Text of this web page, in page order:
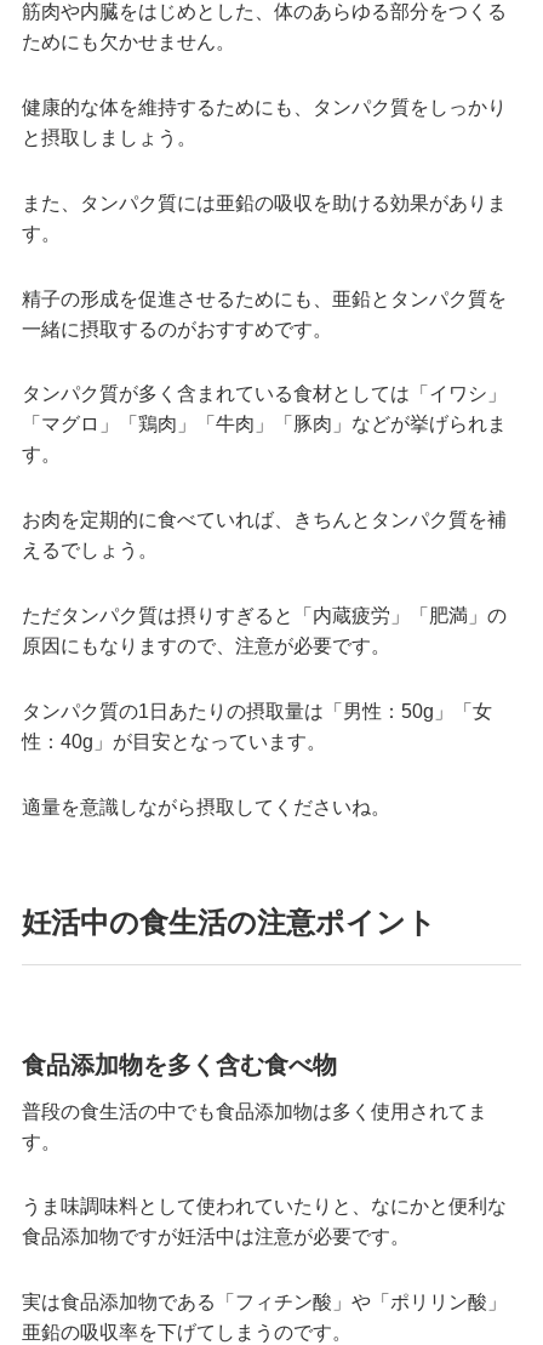
筋肉や内臓をはじめとした、体のあらゆる部分をつくる
ためにも欠かせません。
健康的な体を維持するためにも、タンパク質をしっかり
と摂取しましょう。
また、タンパク質には亜鉛の吸収を助ける効果がありま
す。
精子の形成を促進させるためにも、亜鉛とタンパク質を
一緒に摂取するのがおすすめです。
タンパク質が多く含まれている食材としては「イワシ」
「マグロ」「鶏肉」「牛肉」「豚肉」などが挙げられま
す。
お肉を定期的に食べていれば、きちんとタンパク質を補
えるでしょう。
ただタンパク質は摂りすぎると「内蔵疲労」「肥満」の
原因にもなりますので、注意が必要です。
タンパク質の1日あたりの摂取量は「男性：50g」「女
性：40g」が目安となっています。
適量を意識しながら摂取してくださいね。
妊活中の食生活の注意ポイント
食品添加物を多く含む食べ物
普段の食生活の中でも食品添加物は多く使用されてま
す。
うま味調味料として使われていたりと、なにかと便利な
食品添加物ですが妊活中は注意が必要です。
実は食品添加物である「フィチン酸」や「ポリリン酸」
亜鉛の吸収率を下げてしまうのです。